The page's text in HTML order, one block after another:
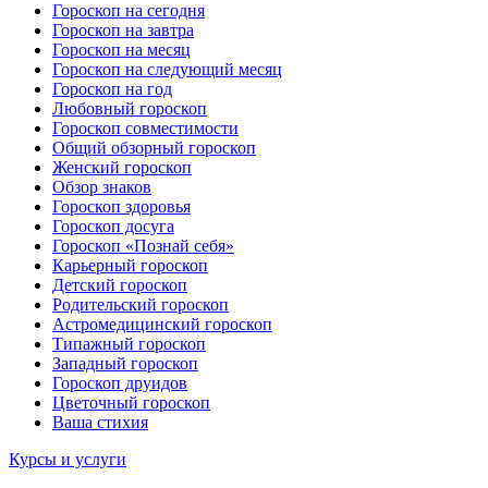
Гороскоп на сегодня
Гороскоп на завтра
Гороскоп на месяц
Гороскоп на следующий месяц
Гороскоп на год
Любовный гороскоп
Гороскоп совместимости
Общий обзорный гороскоп
Женский гороскоп
Обзор знаков
Гороскоп здоровья
Гороскоп досуга
Гороскоп «Познай себя»
Карьерный гороскоп
Детский гороскоп
Родительский гороскоп
Астромедицинский гороскоп
Типажный гороскоп
Западный гороскоп
Гороскоп друидов
Цветочный гороскоп
Ваша стихия
Курсы и услуги